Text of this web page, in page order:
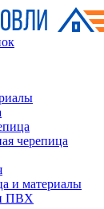
черепица
и материалы
ПВХ